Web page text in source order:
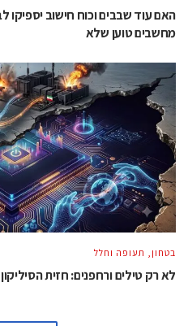
האם עוד שבבים וכוח חישוב יספיקו
מחשבים טוען שלא
בטחון, תעופה וחלל
לא רק טילים ורחפנים: חזית